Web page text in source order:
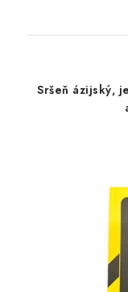
Sršeň ázijský,